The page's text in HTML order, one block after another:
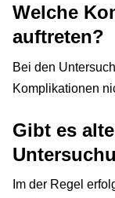
Welche
auftreten?
Bei den
Komplikationen
Gibt es
Im der Regel